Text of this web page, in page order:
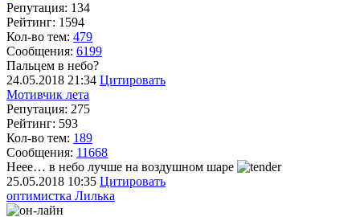
Репутация: 134
Рейтинг: 1594
Кол-во тем: 479
Сообщения: 6199
Пальцем в небо?
24.05.2018 21:34 Цитировать
Мотивчик лета
Репутация: 275
Рейтинг: 593
Кол-во тем: 189
Сообщения: 11668
Неее… в небо лучше на воздушном шаре
25.05.2018 10:35 Цитировать
оптимистка Лилька